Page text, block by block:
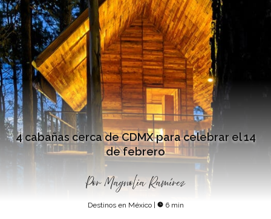
4 cabañas cerca de CDMX para celebrar el 14
de febrero
Por Magnolia Ramírez
Destinos en México | 6 min